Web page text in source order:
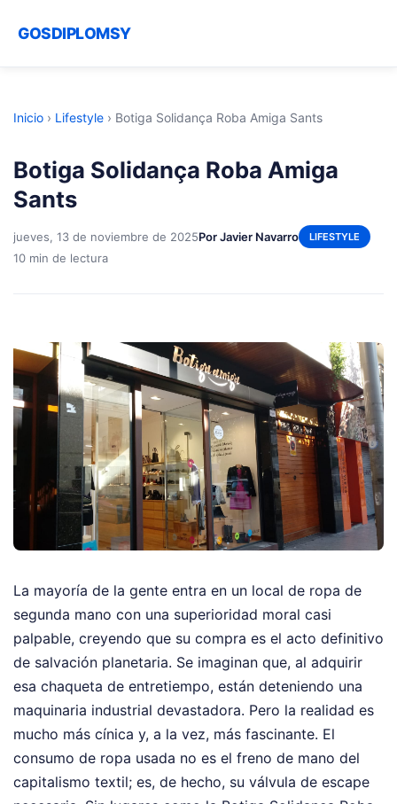
GOSDIPLOMSY
Inicio › Lifestyle › Botiga Solidança Roba Amiga Sants
Botiga Solidança Roba Amiga
Sants
jueves, 13 de noviembre de 2025Por Javier Navarro LIFESTYLE
10 min de lectura
La mayoría de la gente entra en un local de ropa de
segunda mano con una superioridad moral casi
palpable, creyendo que su compra es el acto definitivo
de salvación planetaria. Se imaginan que, al adquirir
esa chaqueta de entretiempo, están deteniendo una
maquinaria industrial devastadora. Pero la realidad es
mucho más cínica y, a la vez, más fascinante. El
consumo de ropa usada no es el freno de mano del
capitalismo textil; es, de hecho, su válvula de escape